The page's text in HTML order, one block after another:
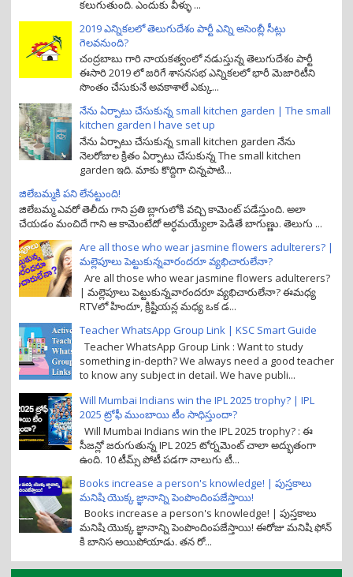
కలుగుతుంది. ఎందుకు వీళ్ళు ...
2019 ఎన్నికలలో తెలుగుదేశం పార్టీ ఎన్ని అసెంబ్లీ సీట్లు
గెలవనుంది?
చంద్రబాబు గారి నాయకత్వంలో నడుస్తున్న తెలుగుదేశం పార్టీ
ఈసారి 2019 లో జరిగే శాసనసభ ఎన్నికలలో భారీ మెజారిటీని
సొంతం చేసుకునే అవకాశాలే ఎక్కు...
నేను ఏర్పాటు చేసుకున్న small kitchen garden | The small
kitchen garden I have set up
నేను ఏర్పాటు చేసుకున్న small kitchen garden నేను
నెలరోజుల క్రితం ఏర్పాటు చేసుకున్న The small kitchen
garden ఇది. మాకు కొద్దిగా చిన్నపాటి...
జిలేబమ్మకి పని లేనట్టుంది!
జిలేబమ్మ ఎవరో తెలీదు గాని ప్రతి బ్లాగులోకి వచ్చి కామెంట్ పడేస్తుంది. అలా
చేయడం మంచిదే గాని ఆ కామెంటేదో అర్ధమయ్యేలా పెడితే బాగుణ్ణు. తెలుగు ...
Are all those who wear jasmine flowers adulterers? |
మల్లెపూలు పెట్టుకున్నవారందరూ వ్యభిచారులేనా?
Are all those who wear jasmine flowers adulterers?
| మల్లెపూలు పెట్టుకున్నవారందరూ వ్యభిచారులేనా? ఈమధ్య
RTVలో హిందూ, క్రిష్టియన్ల మధ్య ఒక డ...
Teacher WhatsApp Group Link | KSC Smart Guide
Teacher WhatsApp Group Link : Want to study
something in-depth? We always need a good teacher
to know any subject in detail. We have publi...
Will Mumbai Indians win the IPL 2025 trophy? | IPL
2025 ట్రోఫీ ముంబాయి టీం సాధిస్తుందా?
Will Mumbai Indians win the IPL 2025 trophy? : ఈ
సీజన్లో జరుగుతున్న IPL 2025 టోర్నమెంట్ చాలా అద్భుతంగా
ఉంది. 10 టీమ్స్ పోటీ పడగా నాలుగు టీ...
Books increase a person's knowledge! | పుస్తకాలు
మనిషి యొక్క జ్ఞానాన్ని పెంపొందింపజేస్తాయి!
Books increase a person's knowledge! | పుస్తకాలు
మనిషి యొక్క జ్ఞానాన్ని పెంపొందింపజేస్తాయి! ఈరోజు మనిషి ఫోన్
కి బానిస అయిపోయాడు. తన రో...